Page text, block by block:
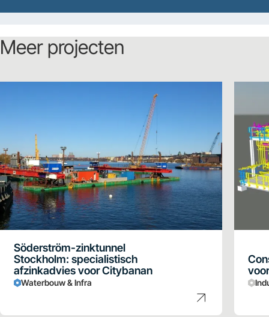
Meer projecten
Söderström-zinktunnel
Stockholm: specialistisch
afzinkadvies voor Citybanan
Waterbouw & Infra